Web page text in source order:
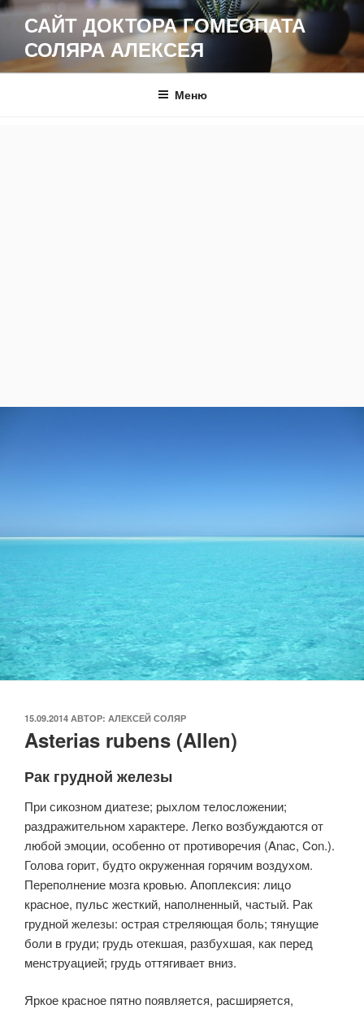
Перейти
содержимому
САЙТ ДОКТОРА ГОМЕОПАТА
СОЛЯРА АЛЕКСЕЯ
Меню
ОПУБЛИКОВАНО
15.09.2014 АВТОР: АЛЕКСЕЙ СОЛЯР
Asterias rubens (Allen)
Рак грудной железы
При сикозном диатезе; рыхлом телосложении;
раздражительном характере. Легко возбуждаются от
любой эмоции, особенно от противоречия (Anac, Con.).
Голова горит, будто окруженная горячим воздухом.
Переполнение мозга кровью. Апоплексия: лицо
красное, пульс жесткий, наполненный, частый. Рак
грудной железы: острая стреляющая боль; тянущие
боли в груди; грудь отекшая, разбухшая, как перед
менструацией; грудь оттягивает вниз.
Яркое красное пятно появляется, расширяется,